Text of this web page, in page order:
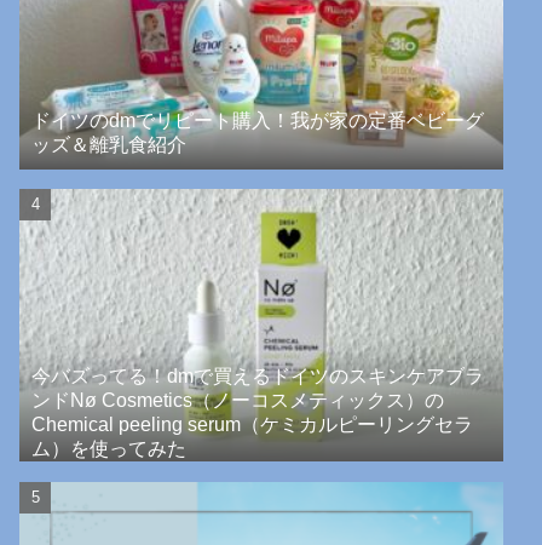
ドイツのdmでリピート購入！我が家の定番ベビーグ
ッズ＆離乳食紹介
今バズってる！dmで買えるドイツのスキンケアブラ
ンドNø Cosmetics（ノーコスメティックス）の
Chemical peeling serum（ケミカルピーリングセラ
ム）を使ってみた